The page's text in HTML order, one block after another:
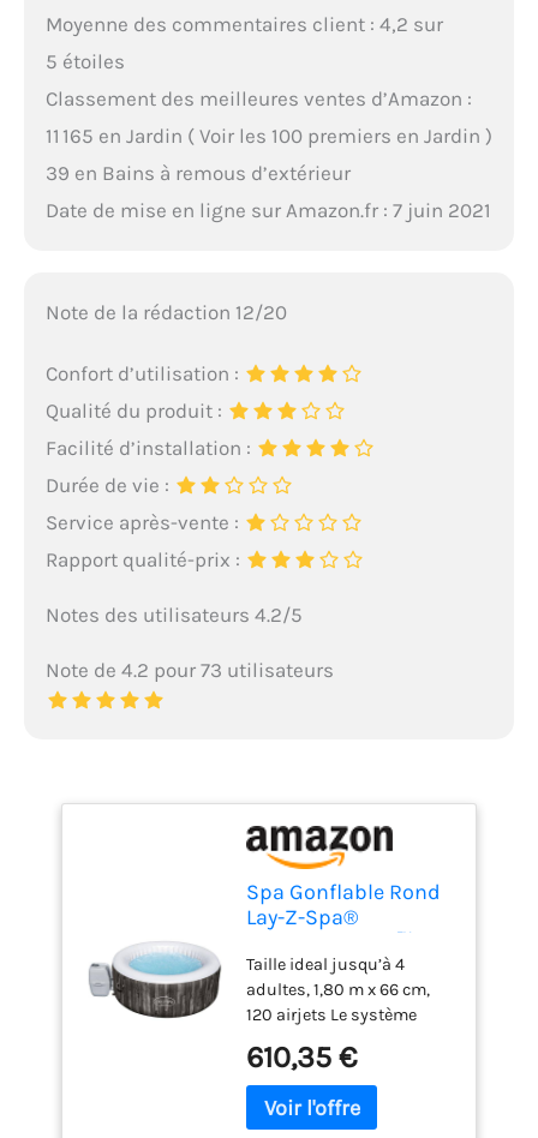
Moyenne des commentaires client : 4,2 sur
5 étoiles
Classement des meilleures ventes d’Amazon :
11 165 en Jardin ( Voir les 100 premiers en Jardin )
39 en Bains à remous d’extérieur
Date de mise en ligne sur Amazon.fr : 7 juin 2021
Note de la rédaction 12/20
Confort d’utilisation :
Qualité du produit :
Facilité d’installation :
Durée de vie :
Service après-vente :
Rapport qualité-prix :
Notes des utilisateurs 4.2/5
Note de 4.2 pour 73 utilisateurs
Spa Gonflable Rond
Lay-Z-Spa®
Motif Bois 2 à 4
Personnes, 180 x 66
cm
Taille ideal jusqu’à 4
adultes, 1,80 m x 66 cm,
120 airjets Le système
qui libèrent des bulles
depuis le fond du spa
gonflable pour créer un
610,35 €